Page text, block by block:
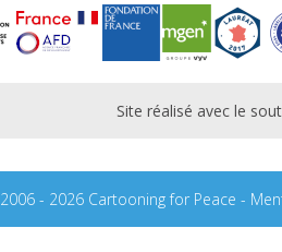
Site réalisé avec le
2006 - 2026 Cartooning for Peace -